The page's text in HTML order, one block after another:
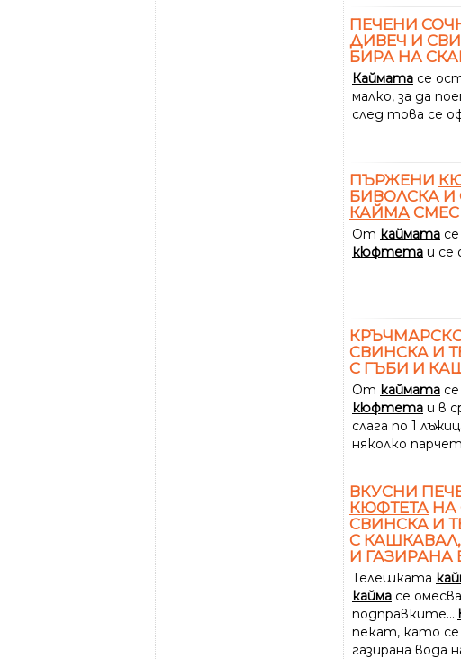
ПЕЧЕНИ
ДИВЕЧ И
БИРА НА
Каймата се
малко, за да
след това се
ПЪРЖЕНИ
БИВОЛСКА И
КАЙМА СМЕС
От каймата
кюфтета и се
СВИНСКА И
С ГЪБИ И
От каймата
кюфтета и в
слага по 1
няколко
ВКУСНИ
КЮФТЕТА НА
СВИНСКА И
С
И ГАЗИРАНА
Телешката
кайма се
подправките....
пекат, като
газирана вода